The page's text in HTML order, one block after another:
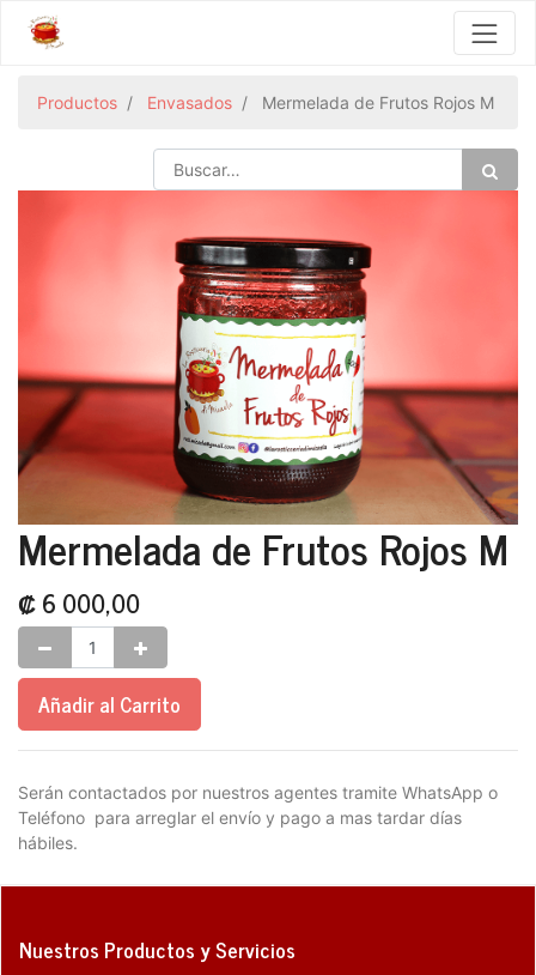
Productos Envasados Mermelada de Frutos Rojos M
Mermelada de Frutos Rojos M
₡6 000,00
Añadir al Carrito
Serán contactados por nuestros agentes tramite WhatsApp o
Teléfono para arreglar el envío y pago a mas tardar días
hábiles.
Nuestros Productos y Servicios